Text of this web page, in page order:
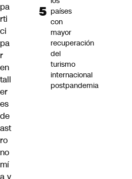
pa
rti
ci
pa
r
en
tall
er
es
de
ast
ro
no
mí
países
con
mayor
recuperación
del
turismo
internacional
postpandemia